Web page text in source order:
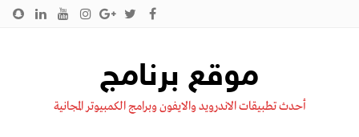
موقع برنامج
أحدث تطبيقات الاندرويد والايفون وبرامج الكمبيوتر المجانية